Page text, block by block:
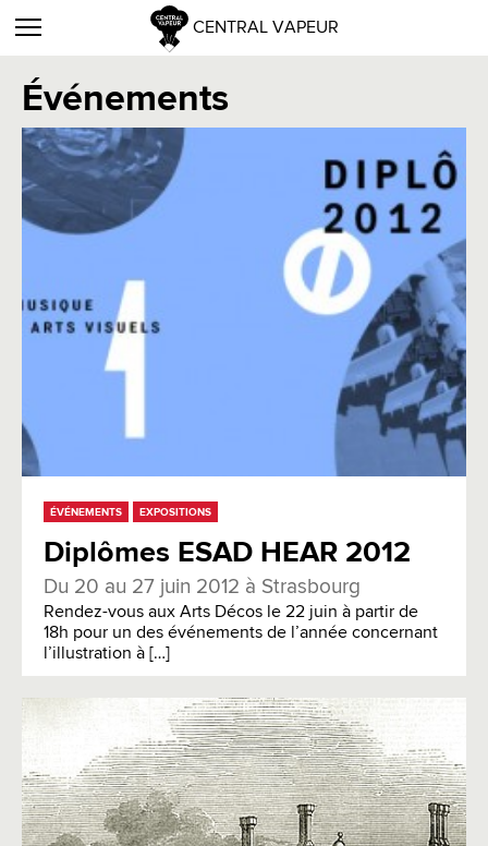
CENTRAL VAPEUR
Événements
ÉVÉNEMENTS EXPOSITIONS
Diplômes ESAD HEAR 2012
Du 20 au 27 juin 2012 à Strasbourg
Rendez-vous aux Arts Décos le 22 juin à partir de
18h pour un des événements de l’année concernant
l’illustration à […]